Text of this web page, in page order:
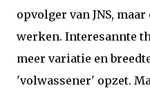
opvolger van JNS,
werken. Interesannte
meer variatie en
'volwassener' opzet.